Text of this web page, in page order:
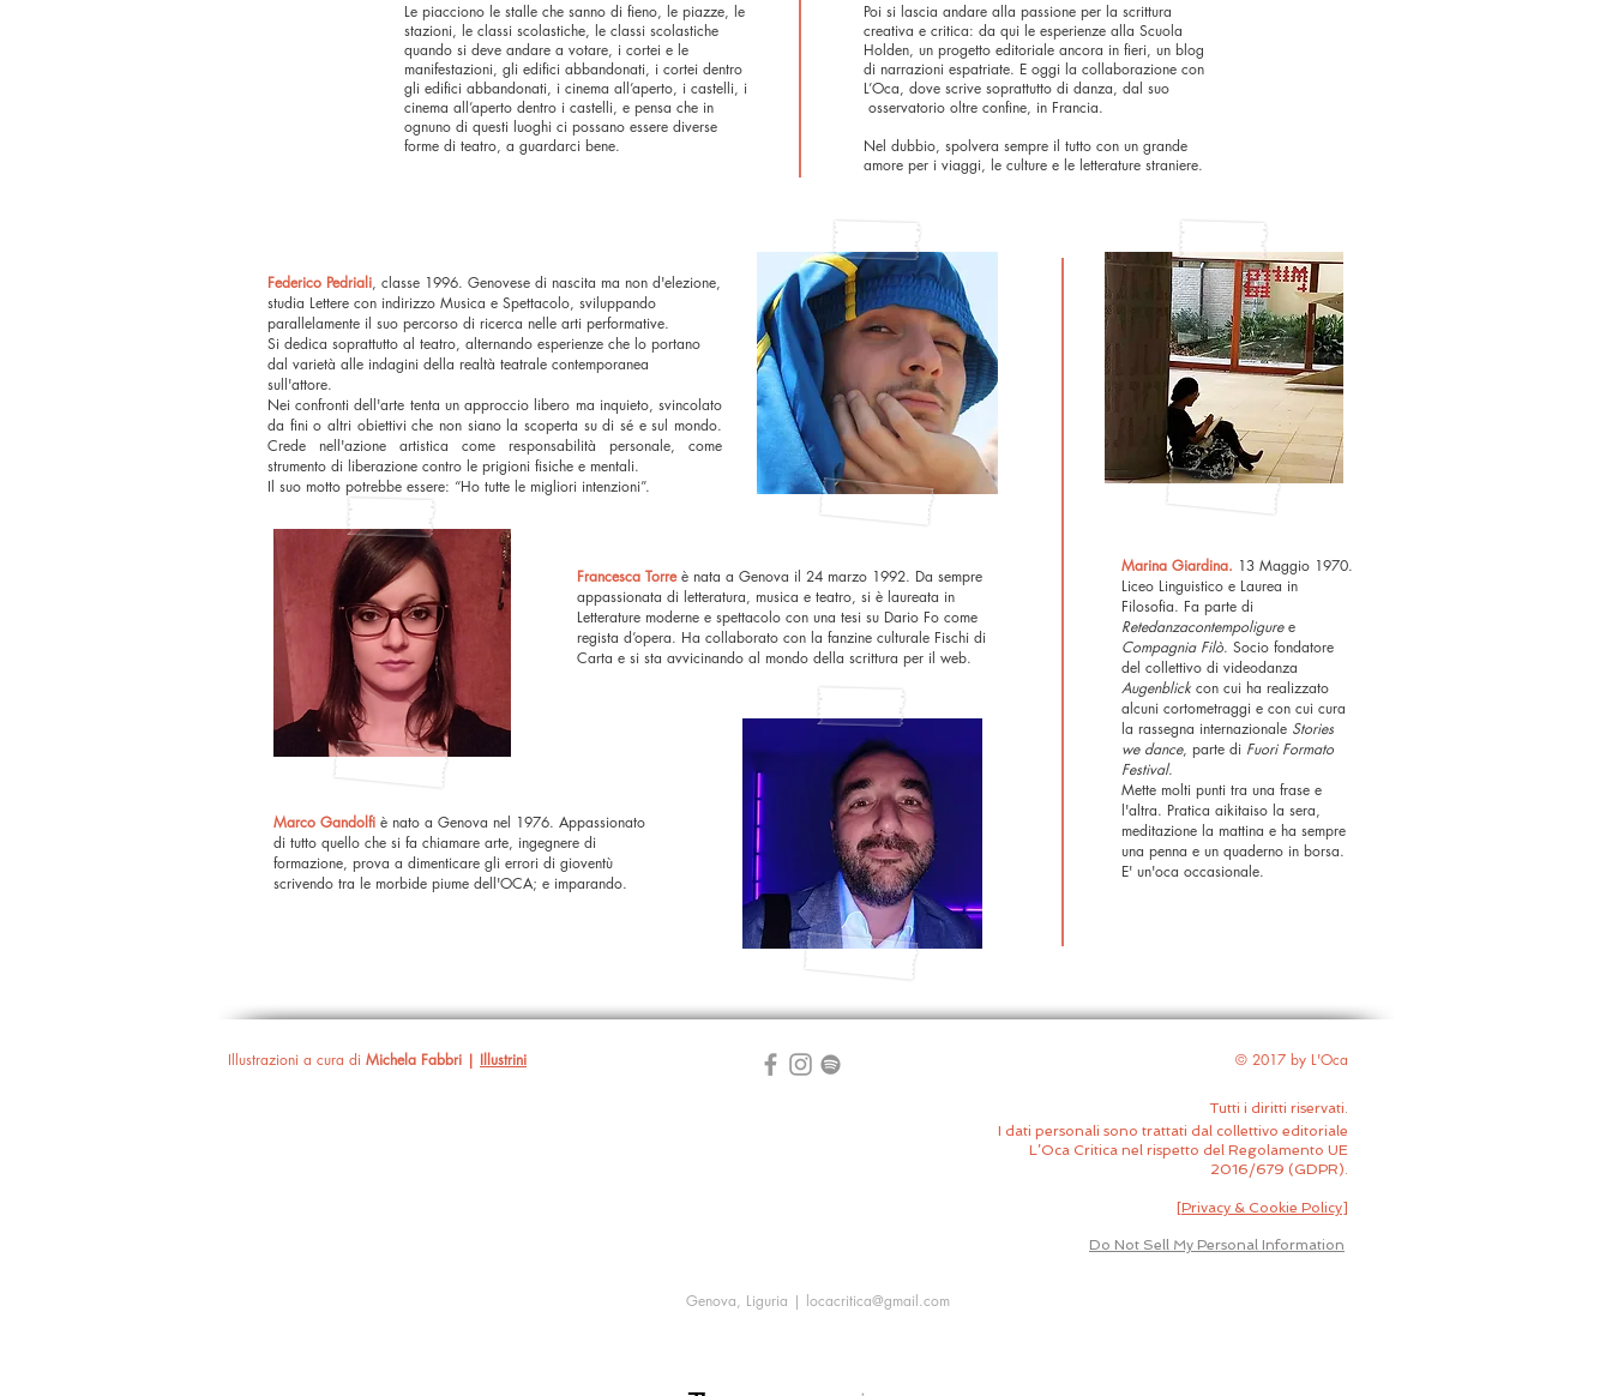
​Le piacciono le stalle che sanno di fieno, le piazze, le
stazioni, le classi scolastiche, le classi scolastiche
quando si deve andare a votare, i cortei e le
manifestazioni, gli edifici abbandonati, i cortei dentro
gli edifici abbandonati, i cinema all’aperto, i castelli, i
cinema all’aperto dentro i castelli, e pensa che in
ognuno di questi luoghi ci possano essere diverse
forme di teatro, a guardarci bene.
Poi si lascia andare alla passione per la scrittura
creativa e critica: da qui le esperienze alla Scuola
Holden, un progetto editoriale ancora in fieri, un blog
di narrazioni espatriate. E oggi la collaborazione con
L’Oca, dove scrive soprattutto di danza, dal suo
osservatorio oltre confine, in Francia.
Nel dubbio, spolvera sempre il tutto con un grande
amore per i viaggi, le culture e le letterature straniere.
Federico Pedriali, classe 1996. Genovese di nascita ma non d'elezione,
studia Lettere con indirizzo Musica e Spettacolo, sviluppando
parallelamente il suo percorso di ricerca nelle arti performative.
Si dedica soprattutto al teatro, alternando esperienze che lo portano
dal varietà alle indagini della realtà teatrale contemporanea
sull'attore.
Nei confronti dell'arte tenta un approccio libero ma inquieto, svincolato
da fini o altri obiettivi che non siano la scoperta su di sé e sul mondo.
Crede nell'azione artistica come responsabilità personale, come
strumento di liberazione contro le prigioni fisiche e mentali.
Il suo motto potrebbe essere: “Ho tutte le migliori intenzioni”.
Marina Giardina. 13 Maggio 1970.
Liceo Linguistico e Laurea in
Filosofia. Fa parte di
Retedanzacontempoliguree
Compagnia Filò. Socio fondatore
del collettivo di videodanza
Augenblickcon cui ha realizzato
alcuni cortometraggi e con cui cura
la rassegna internazionale Stories
we dance, parte di Fuori Formato
Festival.
Mette molti punti tra una frase e
l'altra. Pratica aikitaiso la sera,
meditazione la mattina e ha sempre
una penna e un quaderno in borsa.
E' un'oca occasionale.
Francesca Torreè nata a Genova il 24 marzo 1992. Da sempre
appassionata di letteratura, musica e teatro, si è laureata in
Letterature moderne e spettacolo con una tesi su Dario Fo come
regista d’opera. Ha collaborato con la fanzine culturale Fischi di
Carta e si sta avvicinando al mondo della scrittura per il web.
Marco Gandolfi è nato a Genova nel 1976. Appassionato
di tutto quello che si fa chiamare arte, ingegnere di
formazione, prova a dimenticare gli errori di gioventù
scrivendo tra le morbide piume dell'OCA; e imparando.
Illustrazioni a cura di Michela Fabbri | Illustrini © 2017 by L'Oca
Tutti i diritti riservati.
I dati personali sono trattati dal collettivo editoriale
L’Oca Critica nel rispetto del Regolamento UE
2016/679 (GDPR).
[Privacy & Cookie Policy]
Do Not Sell My Personal Information
Genova, Liguria | locacritica@gmail.com